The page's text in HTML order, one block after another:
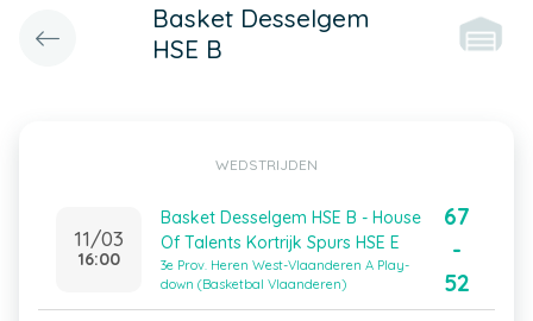
Basket Desselgem
HSE B
WEDSTRIJDEN
11/03
16:00
Basket Desselgem HSE B - House
Of Talents Kortrijk Spurs HSE E
3e Prov. Heren West-Vlaanderen A Play-
down (Basketbal Vlaanderen)
67
-
52